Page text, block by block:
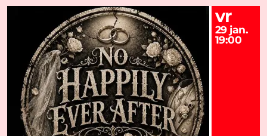
vr
29 jan.
19:00